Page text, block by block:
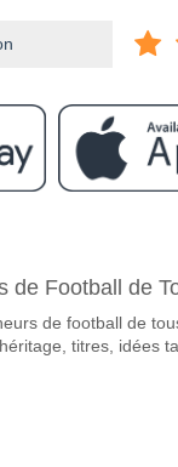
St. Patrick 04
pour gagner
avec une
elles dans
avec un
de Football de
de football de
titres, idées